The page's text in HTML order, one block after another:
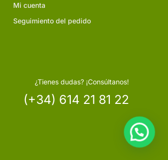
Mi cuenta
Seguimiento del pedido
¿Tienes dudas? ¡Consúltanos!
(+34) 614 21 81 22